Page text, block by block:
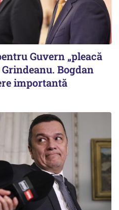
Guvern „pleacă
Bogdan
importantă